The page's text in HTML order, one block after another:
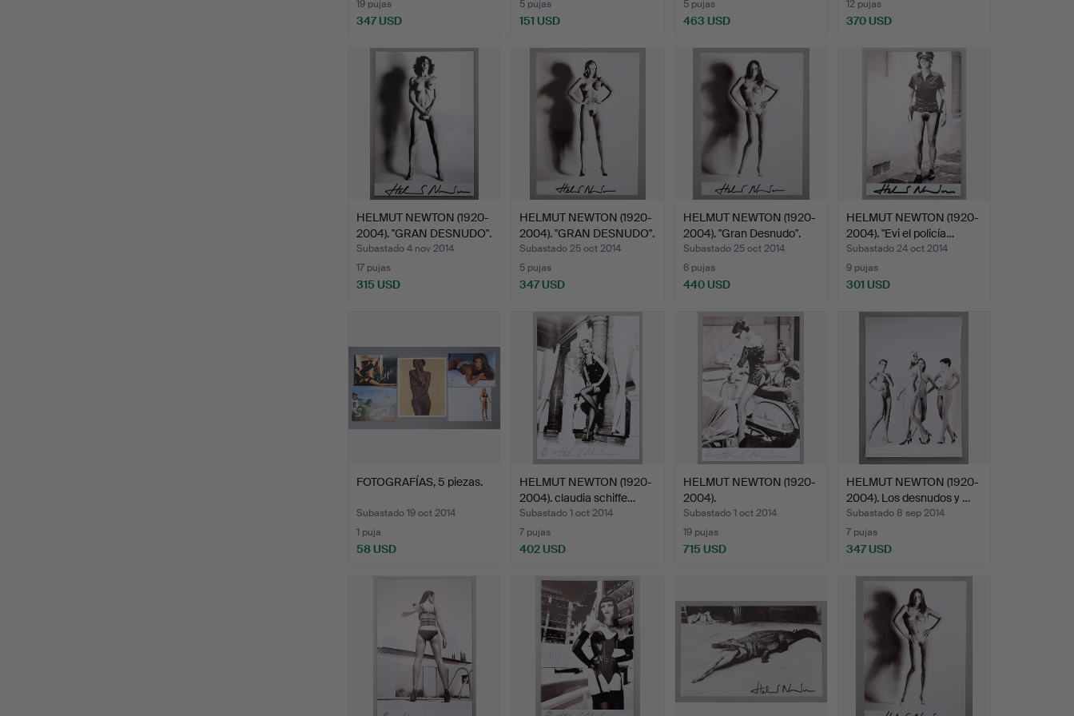
19 pujas
347 USD
5 pujas
151 USD
5 pujas
463 USD
12 pujas
370 USD
HELMUT NEWTON (1920-
2004). "GRAN DESNUDO".
Subastado 4 nov 2014
17 pujas
315 USD
HELMUT NEWTON (1920-
2004). "GRAN DESNUDO".
Subastado 25 oct 2014
5 pujas
347 USD
HELMUT NEWTON (1920-
2004). "Gran Desnudo".
Subastado 25 oct 2014
6 pujas
440 USD
HELMUT NEWTON (1920-
2004). "Evi el policía…
Subastado 24 oct 2014
9 pujas
301 USD
FOTOGRAFÍAS, 5 piezas.
Subastado 19 oct 2014
1 puja
58 USD
HELMUT NEWTON (1920-
2004). claudia schiffe…
Subastado 1 oct 2014
7 pujas
402 USD
HELMUT NEWTON (1920-
2004).
Subastado 1 oct 2014
19 pujas
715 USD
HELMUT NEWTON (1920-
2004). Los desnudos y …
Subastado 8 sep 2014
7 pujas
347 USD